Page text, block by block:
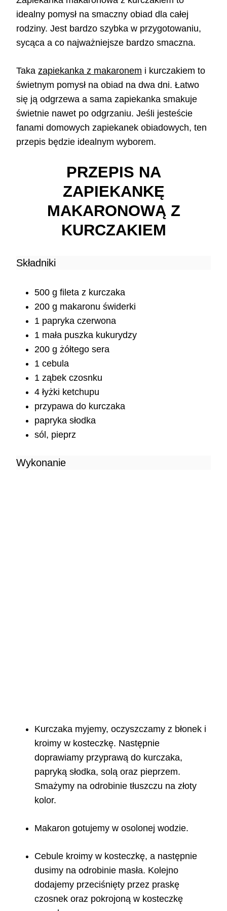
idealny pomysł na smaczny obiad dla całej
rodziny. Jest bardzo szybka w przygotowaniu,
sycąca a co najważniejsze bardzo smaczna.
Taka zapiekanka z makaronem i kurczakiem to
świetnym pomysł na obiad na dwa dni. Łatwo
się ją odgrzewa a sama zapiekanka smakuje
świetnie nawet po odgrzaniu. Jeśli jesteście
fanami domowych zapiekanek obiadowych, ten
przepis będzie idealnym wyborem.
PRZEPIS NA
ZAPIEKANKĘ
MAKARONOWĄ Z
KURCZAKIEM
Składniki
500 g fileta z kurczaka
200 g makaronu świderki
1 papryka czerwona
1 mała puszka kukurydzy
200 g żółtego sera
1 cebula
1 ząbek czosnku
4 łyżki ketchupu
przypawa do kurczaka
papryka słodka
sól, pieprz
Wykonanie
Kurczaka myjemy, oczyszczamy z błonek i
kroimy w kosteczkę. Następnie
doprawiamy przyprawą do kurczaka,
papryką słodka, solą oraz pieprzem.
Smażymy na odrobinie tłuszczu na złoty
kolor.
Makaron gotujemy w osolonej wodzie.
Cebule kroimy w kosteczkę, a następnie
dusimy na odrobinie masła. Kolejno
dodajemy przeciśnięty przez praskę
czosnek oraz pokrojoną w kosteczkę